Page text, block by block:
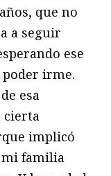
que no
a seguir
ese
poder irme.
esa
cierta
implicó
mi familia